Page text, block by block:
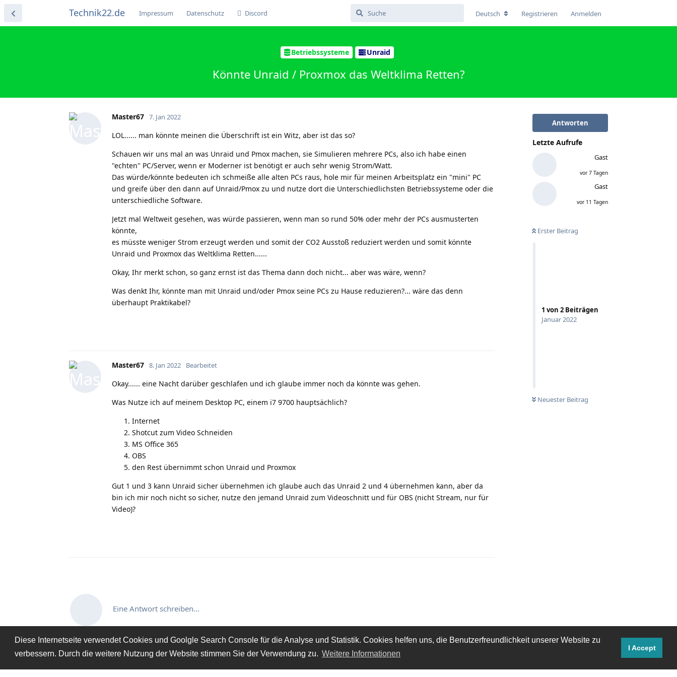
Diese Internetseite verwendet Cookies und Goolgle Search Console für die Analyse und Statistik. Cookies helfen uns, die Benutzerfreundlichkeit unserer Website zu
verbessern. Durch die weitere Nutzung der Website stimmen Sie der Verwendung zu. Weitere Informationen
I Accept
Technik22.de Impressum Datenschutz Discord Deutsch Registrieren Anmelden
Betriebssysteme Unraid
Könnte Unraid / Proxmox das Weltklima Retten?
Antworten
Letzte Aufrufe
Gast
vor 7 Tagen
Gast
vor 11 Tagen
Erster Beitrag
1 von 2 Beiträgen
Januar 2022
Neuester Beitrag
Master67 7. Jan 2022
LOL...... man könnte meinen die Überschrift ist ein Witz, aber ist das so?
Schauen wir uns mal an was Unraid und Pmox machen, sie Simulieren mehrere PCs, also ich habe einen
"echten" PC/Server, wenn er Moderner ist benötigt er auch sehr wenig Strom/Watt.
Das würde/könnte bedeuten ich schmeiße alle alten PCs raus, hole mir für meinen Arbeitsplatz ein "mini" PC
und greife über den dann auf Unraid/Pmox zu und nutze dort die Unterschiedlichsten Betriebssysteme oder die
unterschiedliche Software.
Jetzt mal Weltweit gesehen, was würde passieren, wenn man so rund 50% oder mehr der PCs ausmusterten
könnte,
es müsste weniger Strom erzeugt werden und somit der CO2 Ausstoß reduziert werden und somit könnte
Unraid und Proxmox das Weltklima Retten......
Okay, Ihr merkt schon, so ganz ernst ist das Thema dann doch nicht... aber was wäre, wenn?
Was denkt Ihr, könnte man mit Unraid und/oder Pmox seine PCs zu Hause reduzieren?... wäre das denn
überhaupt Praktikabel?
Master67 8. Jan 2022 Bearbeitet
Okay...... eine Nacht darüber geschlafen und ich glaube immer noch da könnte was gehen.
Was Nutze ich auf meinem Desktop PC, einem i7 9700 hauptsächlich?
Internet
Shotcut zum Video Schneiden
MS Office 365
OBS
den Rest übernimmt schon Unraid und Proxmox
Gut 1 und 3 kann Unraid sicher übernehmen ich glaube auch das Unraid 2 und 4 übernehmen kann, aber da
bin ich mir noch nicht so sicher, nutze den jemand Unraid zum Videoschnitt und für OBS (nicht Stream, nur für
Video)?
Eine Antwort schreiben…